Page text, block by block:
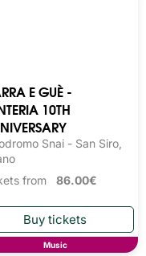
E GUÈ -
10TH
Snai - San Siro,
from 86.00€
Music